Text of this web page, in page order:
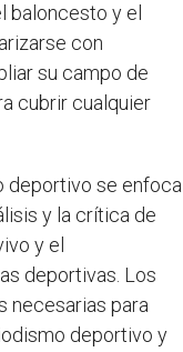
baloncesto y el
con
su campo de
cubrir cualquier
deportivo se enfoca
y la crítica de
y el
deportivas. Los
necesarias para
deportivo y